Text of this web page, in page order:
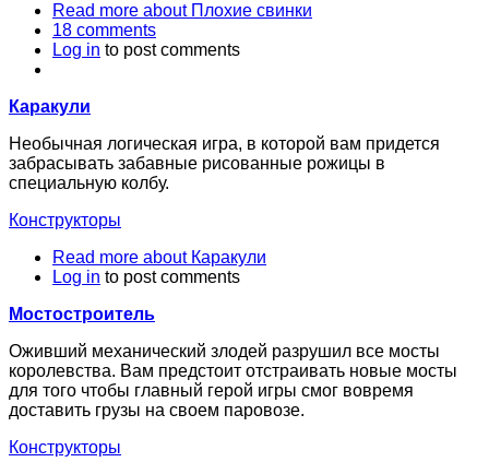
Read more about Плохие свинки
18 comments
Log in to post comments
Каракули
Необычная логическая игра, в которой вам придется
забрасывать забавные рисованные рожицы в
специальную колбу.
Конструкторы
Read more about Каракули
Log in to post comments
Мостостроитель
Оживший механический злодей разрушил все мосты
королевства. Вам предстоит отстраивать новые мосты
для того чтобы главный герой игры смог вовремя
доставить грузы на своем паровозе.
Конструкторы